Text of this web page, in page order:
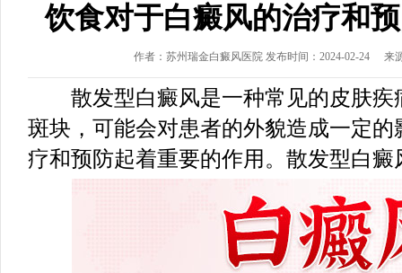
饮食对于白癜风的治疗和
作者：苏州瑞金白癜风医院 发布时间：2024-02-24 来
散发型白癜风是一种常见的皮肤疾
斑块，可能会对患者的外貌造成一定
疗和预防起着重要的作用。散发型白